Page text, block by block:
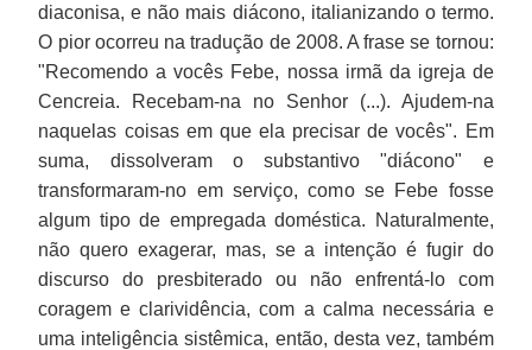
diaconisa, e não mais diácono, italianizando o termo.
O pior ocorreu na tradução de 2008. A frase se tornou:
"Recomendo a vocês Febe, nossa irmã da igreja de
Cencreia. Recebam-na no Senhor (...). Ajudem-na
naquelas coisas em que ela precisar de vocês". Em
suma, dissolveram o substantivo "diácono" e
transformaram-no em serviço, como se Febe fosse
algum tipo de empregada doméstica. Naturalmente,
não quero exagerar, mas, se a intenção é fugir do
discurso do presbiterado ou não enfrentá-lo com
coragem e clarividência, com a calma necessária e
uma inteligência sistêmica, então, desta vez, também